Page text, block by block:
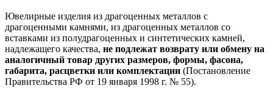
Ювелирные изделия из драгоценных металлов с
драгоценными камнями, из драгоценных металлов со
вставками из полудрагоценных и синтетических камней,
надлежащего качества, не подлежат возврату или обмену на
аналогичный товар других размеров, формы, фасона,
габарита, расцветки или комплектации (Постановление
Правительства РФ от 19 января 1998 г. № 55).